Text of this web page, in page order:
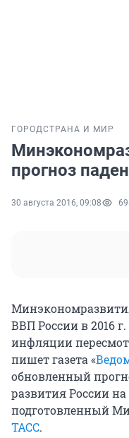
ГОРОДСТРАНА И МИР
прогноз
30 августа 2016, 09:08
ВВП России в 2016 г.
инфляции
пишет газета «
обновленный
развития России на
подготовленный
ТАСС.